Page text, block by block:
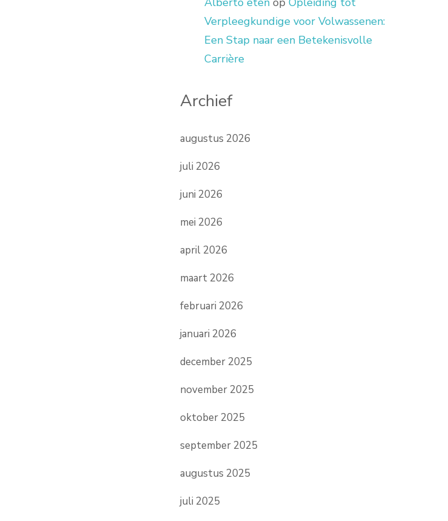
Verpleegkundige voor Volwassenen:
Een Stap naar een Betekenisvolle
Carrière
Archief
augustus 2026
juli 2026
juni 2026
mei 2026
april 2026
maart 2026
februari 2026
januari 2026
december 2025
november 2025
oktober 2025
september 2025
augustus 2025
juli 2025